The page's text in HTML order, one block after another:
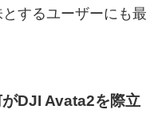
するユーザーにも最
DJI Avata2を際立